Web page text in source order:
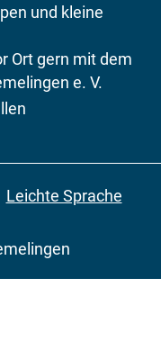
und kleine
Ort gern mit dem
e. V.
Leichte Sprache